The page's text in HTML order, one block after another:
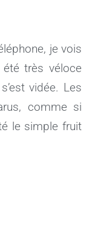
je vois
très véloce
vidée. Les
comme si
le simple fruit